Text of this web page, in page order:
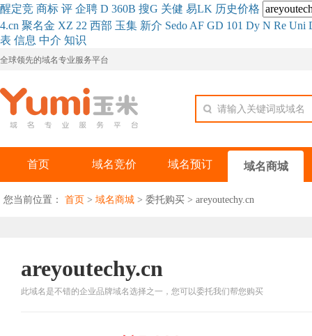
醒定竞 商标 评 企聘 D 360B 搜G 关健 易LK 历史价格
4.cn 聚名金 XZ 22 西部 玉集 新介 Sedo AF GD 101 Dy N Re Uni
表 信息 中介 知识